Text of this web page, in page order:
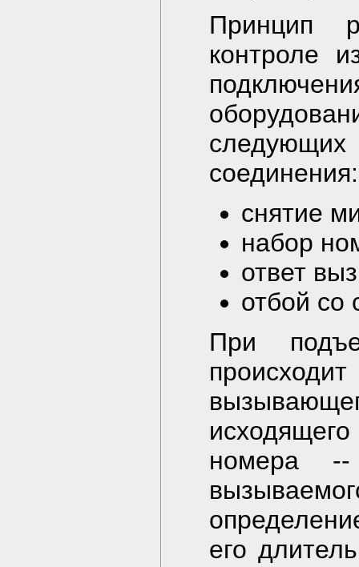
Принцип
контроле
соединения:
снятие
набор
ответ
отбой со
При
номера
его